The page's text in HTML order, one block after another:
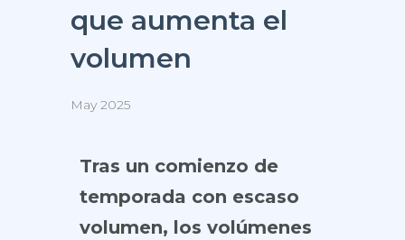
que aumenta el
volumen
May 2025
Tras un comienzo de
temporada con escaso
volumen, los volúmenes